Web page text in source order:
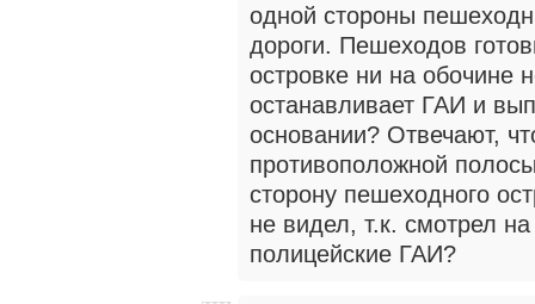
одной стороны
дороги. Пешеходов
островке ни на обочине
останавливает ГАИ и
основании? Отвечают,
противоположной
сторону пешеходного
не видел, т.к. смотрел
полицейские ГАИ?